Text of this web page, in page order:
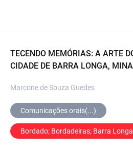
TECENDO MEMÓRIAS: A ARTE
CIDADE DE BARRA LONGA,
Marcone de Souza Guedes
Comunicações orais(...)
Bordado; Bordadeiras; Barra